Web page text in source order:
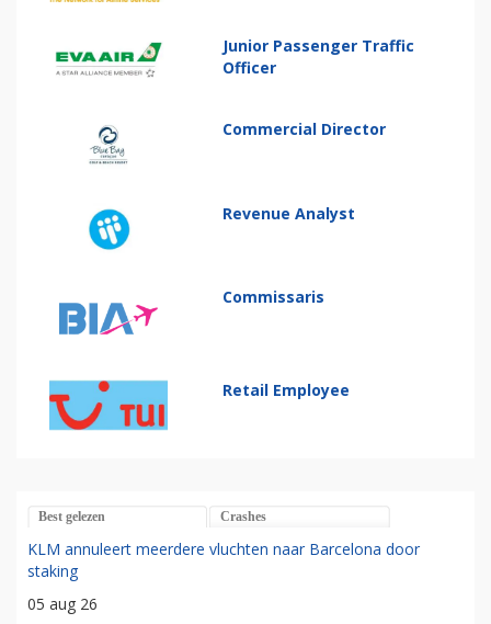
Junior Passenger Traffic
Officer
Commercial Director
Revenue Analyst
Commissaris
Retail Employee
Best gelezen Crashes
KLM annuleert meerdere vluchten naar Barcelona door
staking
05 aug 26